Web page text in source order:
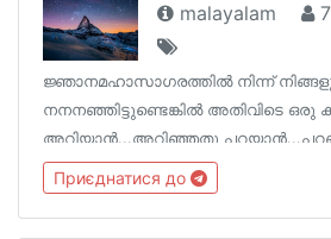
malayalam
7
ജ്ഞാനമഹാസാഗരത്തിൽ നിന്ന്
നനനഞ്ഞിട്ടുണ്ടെങ്കിൽ അതിവിടെ ഒരു
അറിയാൻ...അറിഞ്ഞതു
കാക്കാൻ......
Приєднатися до